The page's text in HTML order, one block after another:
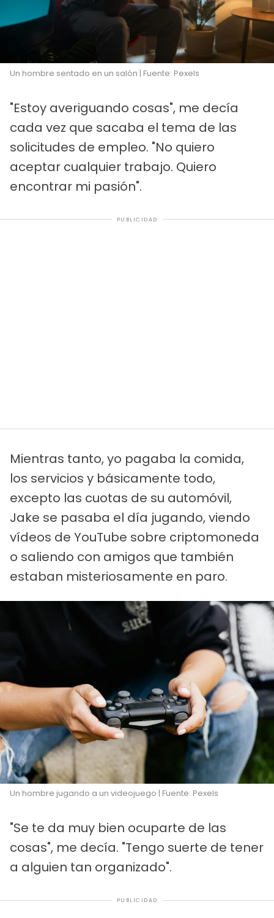
Un hombre sentado en un salón | Fuente: Pexels
"Estoy averiguando cosas", me decía
cada vez que sacaba el tema de las
solicitudes de empleo. "No quiero
aceptar cualquier trabajo. Quiero
encontrar mi pasión".
PUBLICIDAD
Mientras tanto, yo pagaba la comida,
los servicios y básicamente todo,
excepto las cuotas de su automóvil,
Jake se pasaba el día jugando, viendo
vídeos de YouTube sobre criptomoneda
o saliendo con amigos que también
estaban misteriosamente en paro.
Un hombre jugando a un videojuego | Fuente: Pexels
"Se te da muy bien ocuparte de las
cosas", me decía. "Tengo suerte de tener
a alguien tan organizado".
PUBLICIDAD